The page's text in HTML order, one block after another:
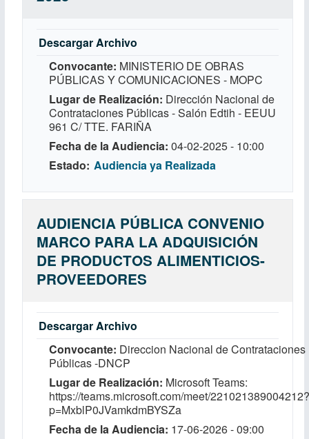
Descargar Archivo
Convocante MINISTERIO DE OBRAS
PÚBLICAS Y COMUNICACIONES - MOPC
Lugar de Realización Dirección Nacional de
Contrataciones Públicas - Salón Edtih - EEUU
961 C/ TTE. FARIÑA
Fecha de la Audiencia 04-02-2025 - 10:00
Estado Audiencia ya Realizada
AUDIENCIA PÚBLICA CONVENIO
MARCO PARA LA ADQUISICIÓN
DE PRODUCTOS ALIMENTICIOS-
PROVEEDORES
Descargar Archivo
Convocante Direccion Nacional de Contrataciones
Públicas -DNCP
Lugar de Realización Microsoft Teams:
https://teams.microsoft.com/meet/221021389004212?
p=MxblP0JVamkdmBYSZa
Fecha de la Audiencia 17-06-2026 - 09:00